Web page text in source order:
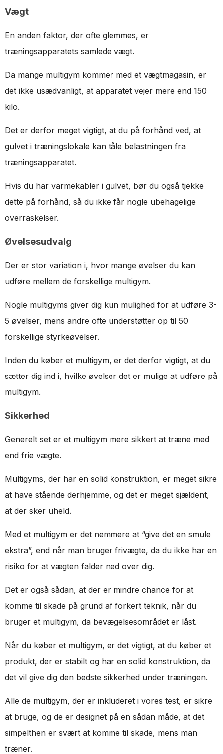
Vægt
En anden faktor, der ofte glemmes, er
træningsapparatets samlede vægt.
Da mange multigym kommer med et vægtmagasin, er
det ikke usædvanligt, at apparatet vejer mere end 150
kilo.
Det er derfor meget vigtigt, at du på forhånd ved, at
gulvet i træningslokale kan tåle belastningen fra
træningsapparatet.
Hvis du har varmekabler i gulvet, bør du også tjekke
dette på forhånd, så du ikke får nogle ubehagelige
overraskelser.
Øvelsesudvalg
Der er stor variation i, hvor mange øvelser du kan
udføre mellem de forskellige multigym.
Nogle multigyms giver dig kun mulighed for at udføre 3-
5 øvelser, mens andre ofte understøtter op til 50
forskellige styrkeøvelser.
Inden du køber et multigym, er det derfor vigtigt, at du
sætter dig ind i, hvilke øvelser det er mulige at udføre på
multigym.
Sikkerhed
Generelt set er et multigym mere sikkert at træne med
end frie vægte.
Multigyms, der har en solid konstruktion, er meget sikre
at have stående derhjemme, og det er meget sjældent,
at der sker uheld.
Med et multigym er det nemmere at “give det en smule
ekstra”, end når man bruger frivægte, da du ikke har en
risiko for at vægten falder ned over dig.
Det er også sådan, at der er mindre chance for at
komme til skade på grund af forkert teknik, når du
bruger et multigym, da bevægelsesområdet er låst.
Når du køber et multigym, er det vigtigt, at du køber et
produkt, der er stabilt og har en solid konstruktion, da
det vil give dig den bedste sikkerhed under træningen.
Alle de multigym, der er inkluderet i vores test, er sikre
at bruge, og de er designet på en sådan måde, at det
simpelthen er svært at komme til skade, mens man
træner.